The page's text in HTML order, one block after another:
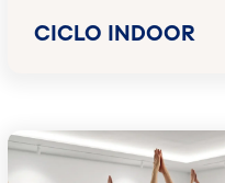
CICLO INDOOR